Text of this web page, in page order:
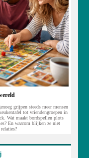
grijpen steeds meer mensen
tot vriendengroepen in
Wat maakt bordspellen plots
En waarom blijken ze niet